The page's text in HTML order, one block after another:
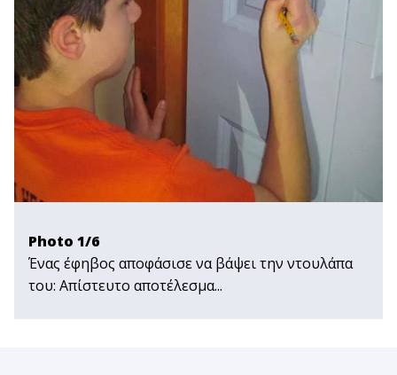
Photo 1/6
Ένας έφηβος αποφάσισε να βάψει την ντουλάπα
του: Απίστευτο αποτέλεσμα...